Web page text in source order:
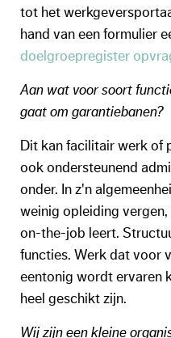
tot het
hand van een formulier
doelgroepregister
Aan wat voor soort
gaat om garantiebanen?
Dit kan facilitair werk of
ook ondersteunend
onder. In z'n
weinig opleiding
on-the-job leert.
functies. Werk dat voor
eentonig wordt ervaren
heel geschikt zijn.
Wij zijn een kleine